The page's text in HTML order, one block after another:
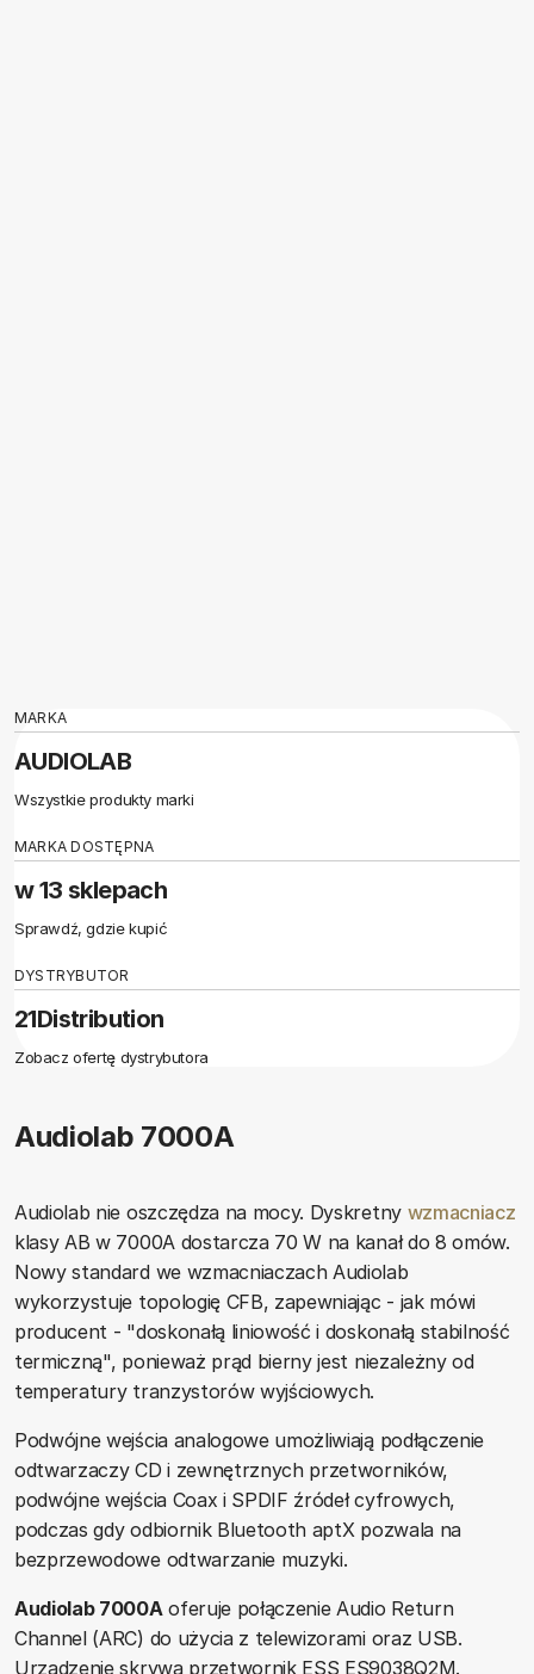
MARKA
AUDIOLAB
Wszystkie produkty marki
MARKA DOSTĘPNA
w 13 sklepach
Sprawdź, gdzie kupić
DYSTRYBUTOR
21Distribution
Zobacz ofertę dystrybutora
Audiolab 7000A
Audiolab nie oszczędza na mocy. Dyskretny wzmacniacz
klasy AB w 7000A dostarcza 70 W na kanał do 8 omów.
Nowy standard we wzmacniaczach Audiolab
wykorzystuje topologię CFB, zapewniając - jak mówi
producent - "doskonałą liniowość i doskonałą stabilność
termiczną", ponieważ prąd bierny jest niezależny od
temperatury tranzystorów wyjściowych.
Podwójne wejścia analogowe umożliwiają podłączenie
odtwarzaczy CD i zewnętrznych przetworników,
podwójne wejścia Coax i SPDIF źródeł cyfrowych,
podczas gdy odbiornik Bluetooth aptX pozwala na
bezprzewodowe odtwarzanie muzyki.
Audiolab 7000Aoferuje połączenie Audio Return
Channel (ARC) do użycia z telewizorami oraz USB.
Urządzenie skrywa przetwornik ESS ES9038Q2M.